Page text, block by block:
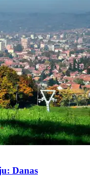
Danas